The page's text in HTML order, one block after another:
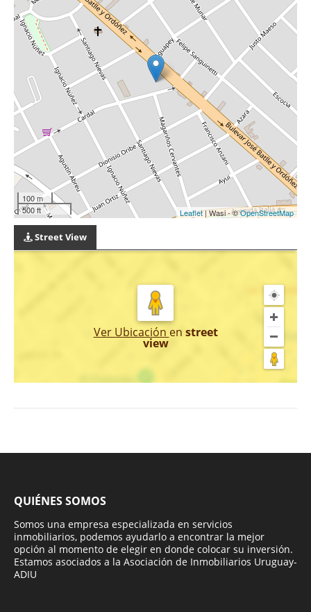
100 m
500 ft
Leaflet| Wasi - ©OpenStreetMap
Street View
Ver Ubicación en street
view
QUIÉNES SOMOS
Somos una empresa especializada en servicios
inmobiliarios, podemos ayudarlo a encontrar la mejor
opción al momento de elegir en donde colocar su inversión.
Estamos asociados a la Asociación de Inmobiliarios Uruguay-
ADIU